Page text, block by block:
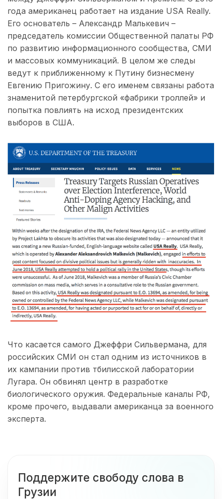
года американец работает на издание USA Really.
Его основатель – Александр Малькевич –
председатель комиссии Общественной палаты РФ
по развитию информационного сообщества, СМИ
и массовых коммуникаций. В целом же следы
ведут к приближенному к Путину бизнесмену
Евгению Пригожину. С его именем связаны работа
знаменитой петербургской «фабрики троллей» и
попытка повлиять на исход президентских
выборов в США.
Что касается самого Джеффри Сильвермана, для
российских СМИ он стал одним из источников в
их кампании против тбилисской лаборатории
Лугара. Он обвинял центр в разработке
биологического оружия. Федеральные каналы РФ,
кроме прочего, выдавали американца за военного
эксперта.
Поддержите свободу слова в
Грузии